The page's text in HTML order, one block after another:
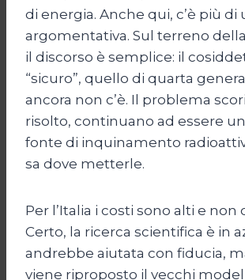
di energia. Anche qui, c’è più di
argomentativa. Sul terreno
il discorso è semplice: il
“sicuro”, quello di quarta
ancora non c’è. Il problema
risolto, continuano ad essere
fonte di inquinamento
sa dove metterle.
Per l’Italia i costi sono alti e non
Certo, la ricerca scientifica è in
andrebbe aiutata con fiducia,
viene riproposto il vecchi